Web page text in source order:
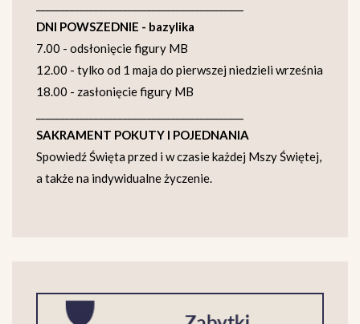
DNI POWSZEDNIE - bazylika
7.00 - odsłonięcie figury MB
12.00 - tylko od 1 maja do pierwszej niedzieli września
18.00 - zasłonięcie figury MB
SAKRAMENT POKUTY I POJEDNANIA
Spowiedź Święta przed i w czasie każdej Mszy Świętej,
a także na indywidualne życzenie.